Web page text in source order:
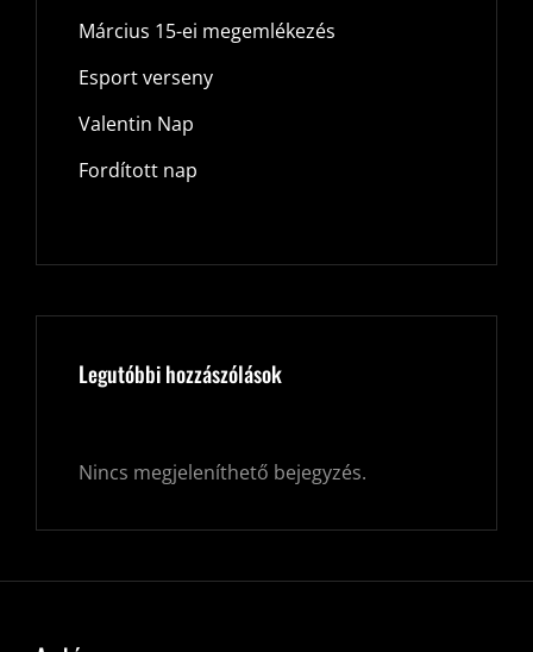
Március 15-ei megemlékezés
Esport verseny
Valentin Nap
Fordított nap
Legutóbbi hozzászólások
Nincs megjeleníthető bejegyzés.